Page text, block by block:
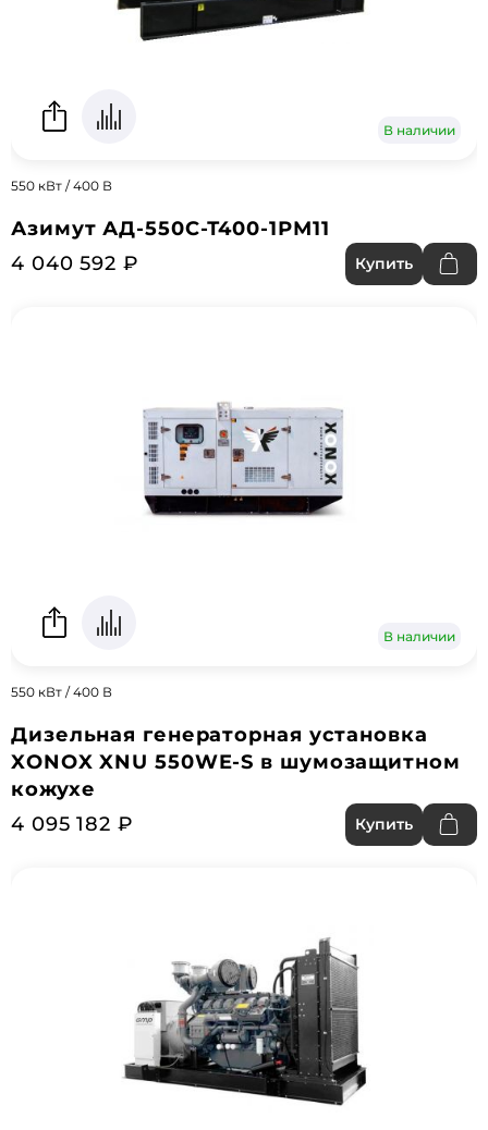
В наличии
550 кВт / 400 В
Азимут АД-550С-Т400-1РМ11
4 040 592 ₽
Купить
В наличии
550 кВт / 400 В
Дизельная генераторная установка
XONOX XNU 550WE-S в шумозащитном
кожухе
4 095 182 ₽
Купить